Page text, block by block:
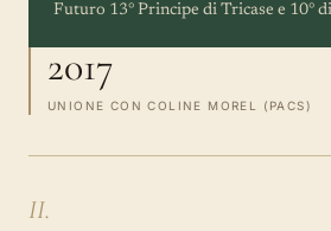
Futuro 13° Principe di Tricase e 10°
2017
UNIONE CON COLINE MOREL (PACS)
II.